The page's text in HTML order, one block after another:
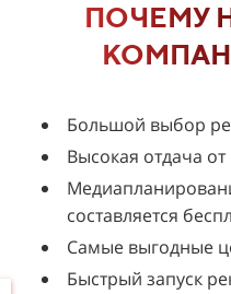
ПОЧЕМУ
Большой выбор
Высокая отдача
составляется
Самые выгодные
Быстрый запуск